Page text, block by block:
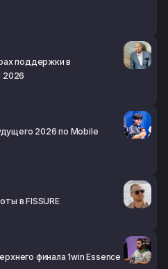
поддержки в
2026
2026 по Mobile
в FISSURE
финала 1win Essence